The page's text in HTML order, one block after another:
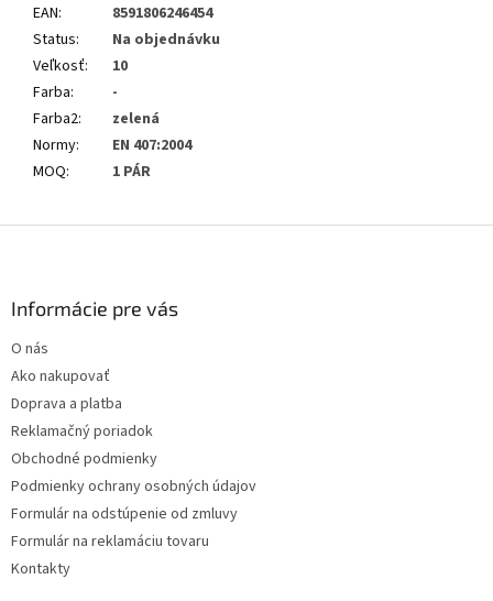
EAN:
8591806246454
Status:
Na objednávku
Veľkosť:
10
Farba:
-
Farba2:
zelená
Normy:
EN 407:2004
MOQ: 1 PÁR
Informácie pre vás
O nás
Ako nakupovať
Doprava a platba
Reklamačný poriadok
Obchodné podmienky
Podmienky ochrany osobných údajov
Formulár na odstúpenie od zmluvy
Formulár na reklamáciu tovaru
Kontakty